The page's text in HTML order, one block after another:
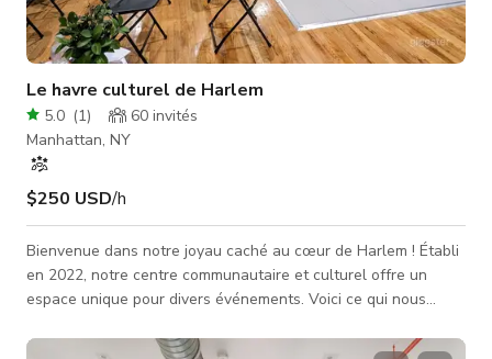
Le havre culturel de Harlem
5.0 (1) 60 invités
Manhattan, NY
$250 USD/h
Bienvenue dans notre joyau caché au cœur de Harlem ! Établi
en 2022, notre centre communautaire et culturel offre un
espace unique pour divers événements. Voici ce qui nous
étages présente des œuvres d'art captivantes au rez-de-